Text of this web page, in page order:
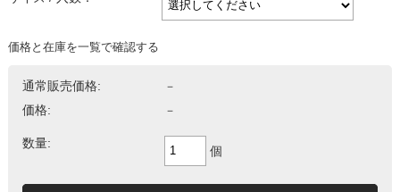
価格と在庫を一覧で確認する
通常販売価格:
－
価格:
－
数量:
個